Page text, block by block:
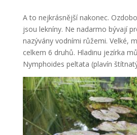
A to nejkrásnější nakonec.
jsou lekníny. Ne nadarmo bývají
nazývány vodními růžemi. Velké,
celkem 6 druhů. Hladinu jezírka
Nymphoides peltata (plavín